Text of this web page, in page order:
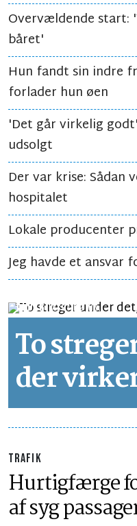
Overvældende
båret'
Hun fandt sin indre
forlader hun øen
'Det går virkelig
udsolgt
Der var krise: Sådan
hospitalet
Lokale producenter
Jeg havde et ansvar
LEDERLÆSETID 2 MIN.
To
der
TRAFIK
Hurtigfærge
af syg